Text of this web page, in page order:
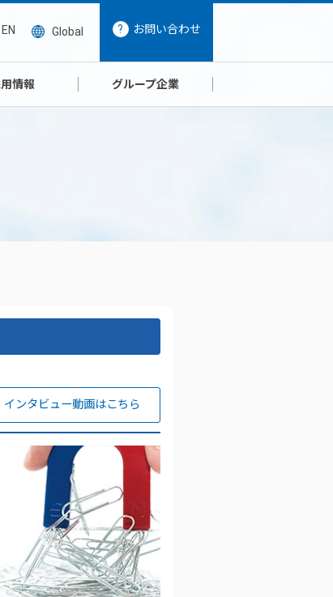
EN Global お問い合わせ
情報 グループ企業
インタビュー動画はこちら